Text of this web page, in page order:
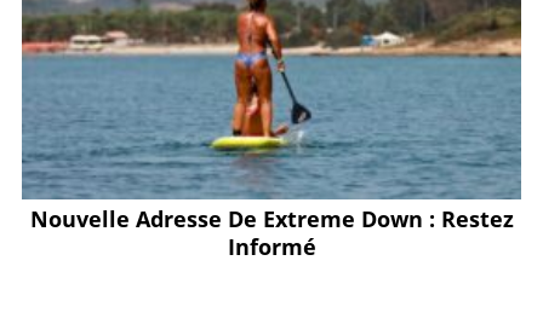
Nouvelle Adresse De Extreme Down : Restez
Informé